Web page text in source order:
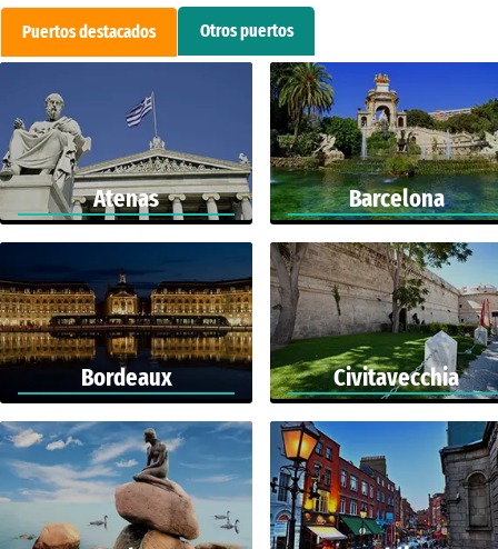
Puertos destacados Otros puertos
Atenas Barcelona
Bordeaux Civitavecchia